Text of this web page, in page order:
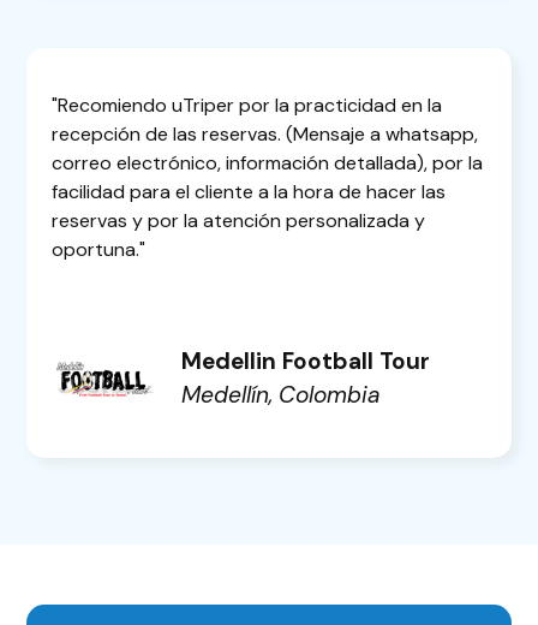
"Recomiendo uTriper por la practicidad en la
recepción de las reservas. (Mensaje a whatsapp,
correo electrónico, información detallada), por la
facilidad para el cliente a la hora de hacer las
reservas y por la atención personalizada y
oportuna."
Medellin Football Tour
Medellín, Colombia